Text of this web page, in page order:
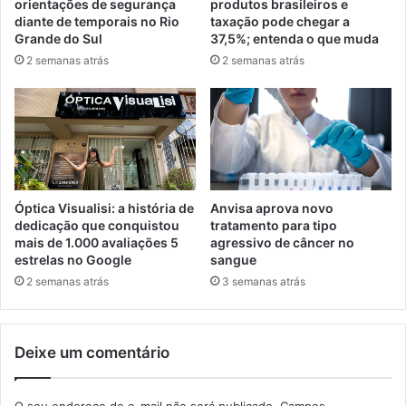
orientações de segurança
diante de temporais no Rio
Grande do Sul
2 semanas atrás
produtos brasileiros e
taxação pode chegar a
37,5%; entenda o que muda
2 semanas atrás
Óptica Visualisi: a história de
dedicação que conquistou
mais de 1.000 avaliações 5
estrelas no Google
2 semanas atrás
Anvisa aprova novo
tratamento para tipo
agressivo de câncer no
sangue
3 semanas atrás
Deixe um comentário